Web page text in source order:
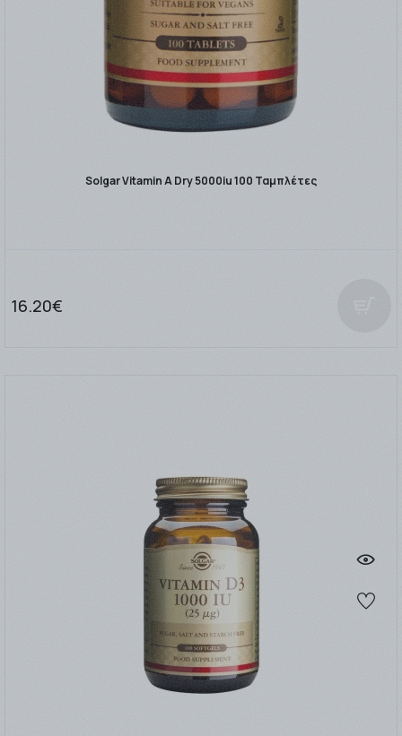
Solgar Vitamin A Dry 5000iu 100 Ταμπλέτες
16.20€